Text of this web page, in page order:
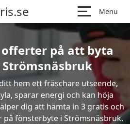
Menu
offerter på att byta
hem ett fräschare utseende,
sparar energi och kan höja
dig att hämta in 3 gratis och
på fönsterbyte i Strömsnäsbruk.